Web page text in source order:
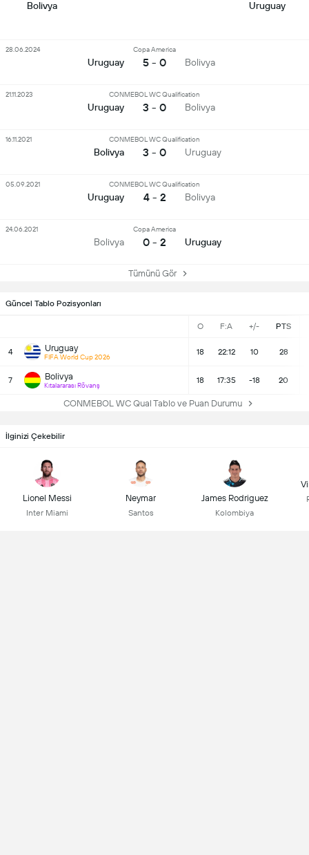
Güncel Tablo Pozisyonları
O F:A +/- PTS
4 Uruguay
FIFA World Cup 2026
18 22:12 10 28
7 Bolivya
Kıtalararası Rövanş
18 17:35 -18 20
CONMEBOL WC Qual Tablo ve Puan Durumu
Bolivya Uruguay
Uruguay
Copa America
5 - 0 Bolivya
28.06.2024
Uruguay
CONMEBOL WC Qualification
3 - 0 Bolivya
21.11.2023
Bolivya
CONMEBOL WC Qualification
3 - 0 Uruguay
16.11.2021
Uruguay
CONMEBOL WC Qualification
4 - 2 Bolivya
05.09.2021
Bolivya
Copa America
0 - 2 Uruguay
24.06.2021
Tümünü Gör
İlginizi Çekebilir
Lionel Messi
Inter Miami
Neymar
Santos
James Rodriguez
Kolombiya